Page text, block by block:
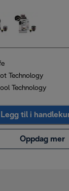
Technology
Technology
Legg til i
Oppdag mer